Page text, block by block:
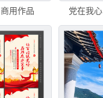
商用作品